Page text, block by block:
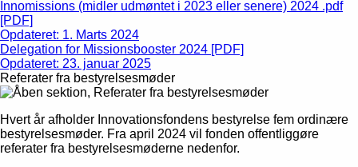
Innomissions (midler udmøntet i 2023 eller senere) 2024 .pdf
[PDF]
Opdateret: 1. Marts 2024
Delegation for Missionsbooster 2024 [PDF]
Opdateret: 23. januar 2025
Referater fra bestyrelsesmøder
Hvert år afholder Innovationsfondens bestyrelse fem ordinære
bestyrelsesmøder. Fra april 2024 vil fonden offentliggøre
referater fra bestyrelsesmøderne nedenfor.